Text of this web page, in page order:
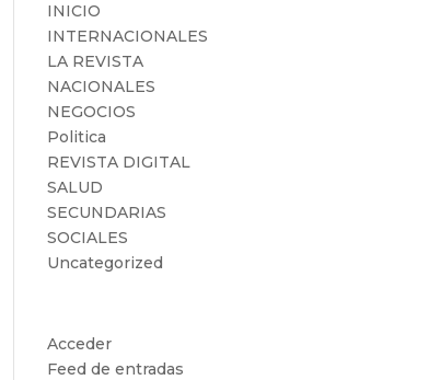
INICIO
INTERNACIONALES
LA REVISTA
NACIONALES
NEGOCIOS
Politica
REVISTA DIGITAL
SALUD
SECUNDARIAS
SOCIALES
Uncategorized
Acceder
Feed de entradas